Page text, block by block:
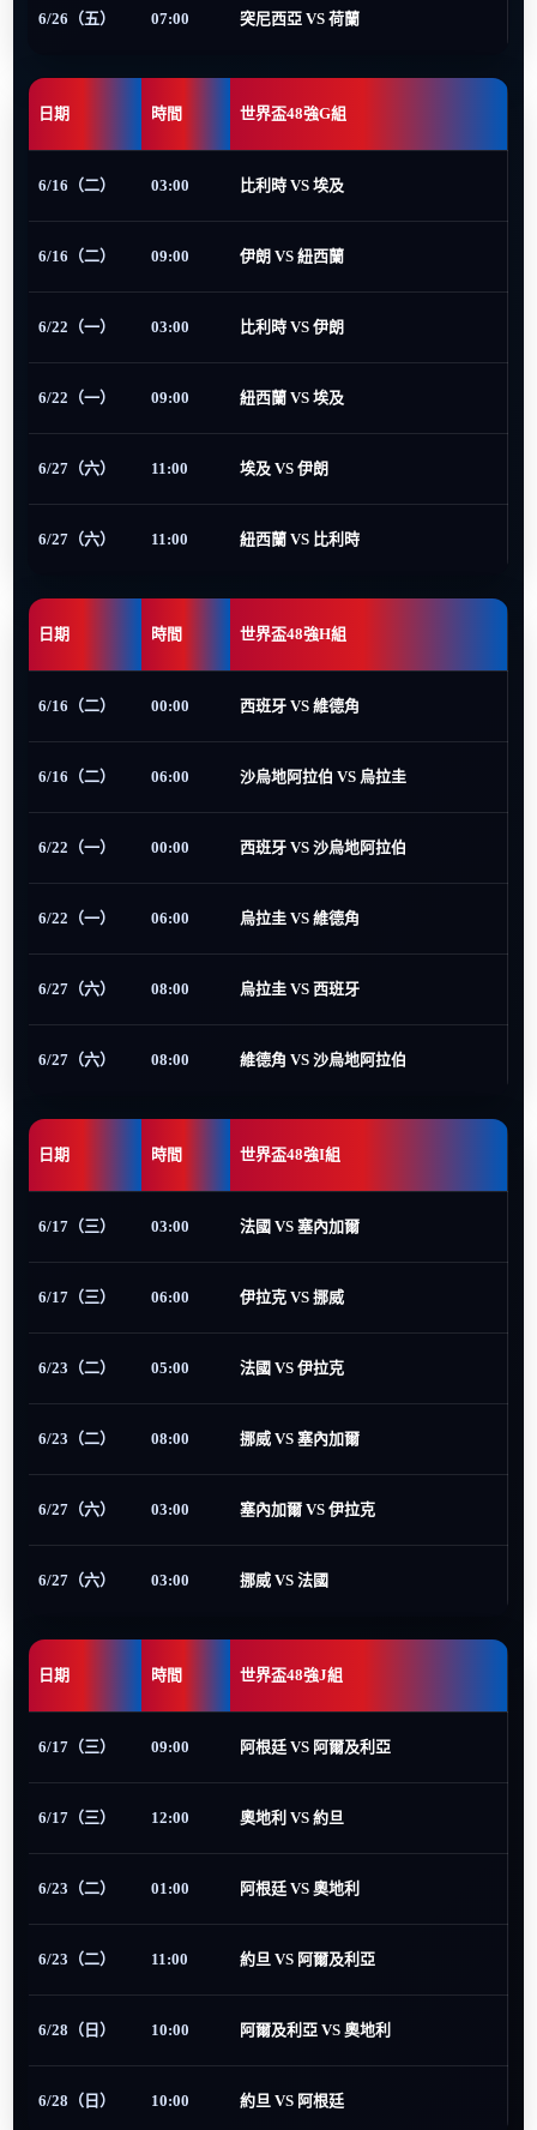
6/26（五） 07:00 突尼西亞 VS 荷蘭
日期 時間 世界盃48強G組
6/16（二） 03:00 比利時 VS 埃及
6/16（二） 09:00 伊朗 VS 紐西蘭
6/22（一） 03:00 比利時 VS 伊朗
6/22（一） 09:00 紐西蘭 VS 埃及
6/27（六） 11:00 埃及 VS 伊朗
6/27（六） 11:00 紐西蘭 VS 比利時
日期 時間 世界盃48強H組
6/16（二） 00:00 西班牙 VS 維德角
6/16（二） 06:00 沙烏地阿拉伯 VS 烏拉圭
6/22（一） 00:00 西班牙 VS 沙烏地阿拉伯
6/22（一） 06:00 烏拉圭 VS 維德角
6/27（六） 08:00 烏拉圭 VS 西班牙
6/27（六） 08:00 維德角 VS 沙烏地阿拉伯
日期 時間 世界盃48強I組
6/17（三） 03:00 法國 VS 塞內加爾
6/17（三） 06:00 伊拉克 VS 挪威
6/23（二） 05:00 法國 VS 伊拉克
6/23（二） 08:00 挪威 VS 塞內加爾
6/27（六） 03:00 塞內加爾 VS 伊拉克
6/27（六） 03:00 挪威 VS 法國
日期 時間 世界盃48強J組
6/17（三） 09:00 阿根廷 VS 阿爾及利亞
6/17（三） 12:00 奧地利 VS 約旦
6/23（二） 01:00 阿根廷 VS 奧地利
6/23（二） 11:00 約旦 VS 阿爾及利亞
6/28（日） 10:00 阿爾及利亞 VS 奧地利
6/28（日） 10:00 約旦 VS 阿根廷